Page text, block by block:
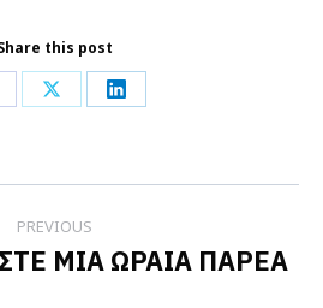
this post
Share
X
Share
LinkedIn
PREVIOUS
Previous
ΜΙΑ ΩΡΑΙΑ ΠΑΡΕΑ